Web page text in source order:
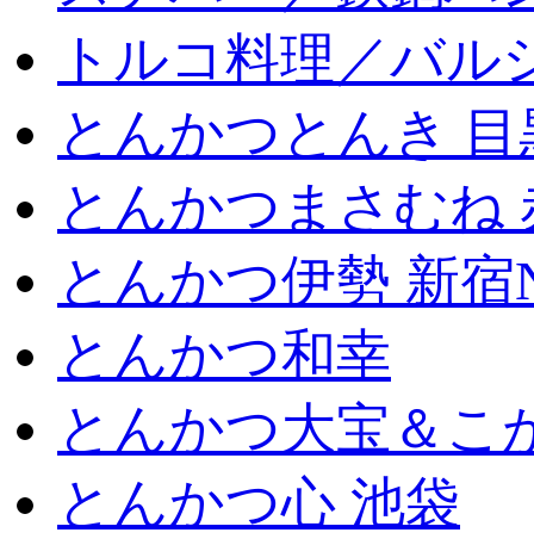
トルコ料理／バル
とんかつとんき
とんかつまさむね
とんかつ伊勢 新宿
とんかつ和幸
とんかつ大宝＆こ
とんかつ心 池袋